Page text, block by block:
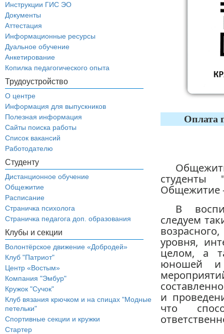
Инструкции ГИС ЭО
Документы
Аттестация
Информационные ресурсы
Дуальное обучение
Анкетирование
Копилка педагогического опыта
Трудоустройство
О центре
Информация для выпускников
Полезная информация
Сайты поиска работы
Список вакансий
Работодателю
Студенту
Дистанционное обучение
Общежитие
Расписание
Страничка психолога
Страничка педагога доп. образования
Клубы и секции
Волонтёрское движение «Добродей»
Клуб "Патриот"
Центр «Востым»
Компания "Эмбур"
Кружок "Сучок"
Клуб вязания крючком и на спицах "Модные
петельки"
Спортивные секции и кружки
Стартер
Оплата
Общежитие
В
следуем
уровня,
целом, а
юношей и
и
что